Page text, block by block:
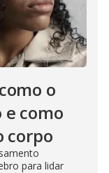
o
e como
corpo
para lidar